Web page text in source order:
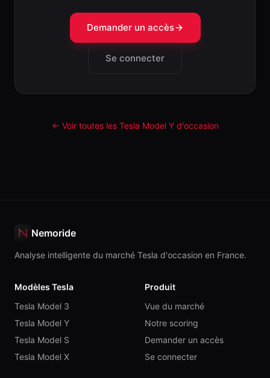
Demander un accès
Se connecter
← Voir toutes les Tesla Model Yd'occasion
Nemoride
Analyse intelligente du marché Tesla d'occasion en France.
Modèles Tesla
Tesla Model 3
Tesla Model Y
Tesla Model S
Tesla Model X
Produit
Vue du marché
Notre scoring
Demander un accès
Se connecter